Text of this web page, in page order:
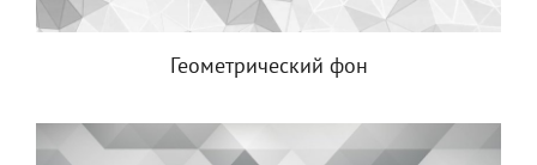
Геометрический фон